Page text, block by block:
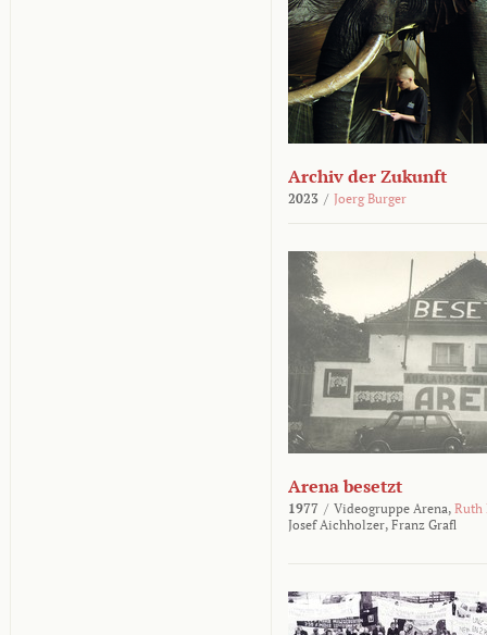
Archiv der Zukunft
2023 / Joerg Burger
Arena besetzt
1977 / Videogruppe Arena, Ruth
Josef Aichholzer, Franz Grafl